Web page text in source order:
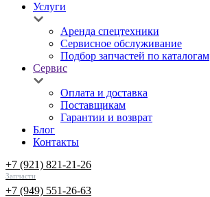
Услуги
Аренда спецтехники
Сервисное обслуживание
Подбор запчастей по каталогам
Сервис
Оплата и доставка
Поставщикам
Гарантии и возврат
Блог
Контакты
+7 (921) 821-21-26
Запчасти
+7 (949) 551-26-63